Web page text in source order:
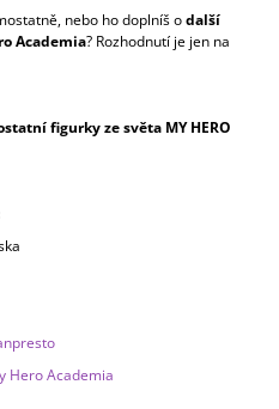
nebo ho doplníš odalší
Academia? Rozhodnutí je jen na
figurky ze světa MY HERO
Hero Academia